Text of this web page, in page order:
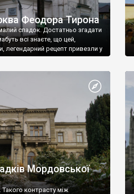
Феодора Тирона
спадок. Достатньо згадати
всі знаєте, що цей,
легендарний рецепт привезли у
Мордовської
контрасту між